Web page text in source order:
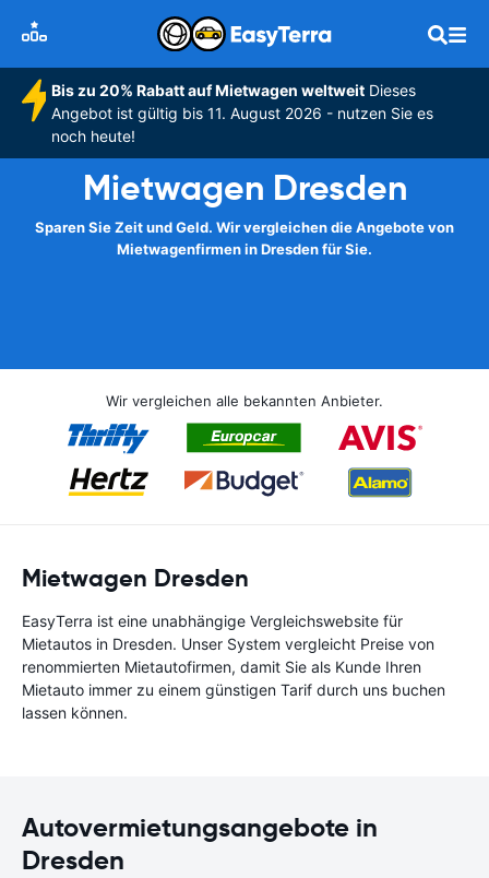
Bis zu 20% Rabatt auf Mietwagen weltweitDieses
Angebot ist gültig bis 11. August 2026 - nutzen Sie es
noch heute!
Mietwagen Dresden
Sparen Sie Zeit und Geld. Wir vergleichen die Angebote von
Mietwagenfirmen in Dresden für Sie.
Wir vergleichen alle bekannten Anbieter.
Mietwagen Dresden
EasyTerra ist eine unabhängige Vergleichswebsite für
Mietautos in Dresden. Unser System vergleicht Preise von
renommierten Mietautofirmen, damit Sie als Kunde Ihren
Mietauto immer zu einem günstigen Tarif durch uns buchen
lassen können.
Autovermietungsangebote in
Dresden